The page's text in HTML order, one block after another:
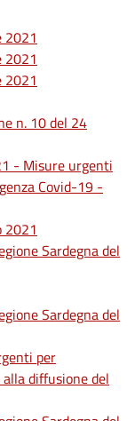
2021
2021
2021
n. 10 del 24
- Misure urgenti
Covid-19 -
2021
Sardegna del
Sardegna del
per
diffusione del